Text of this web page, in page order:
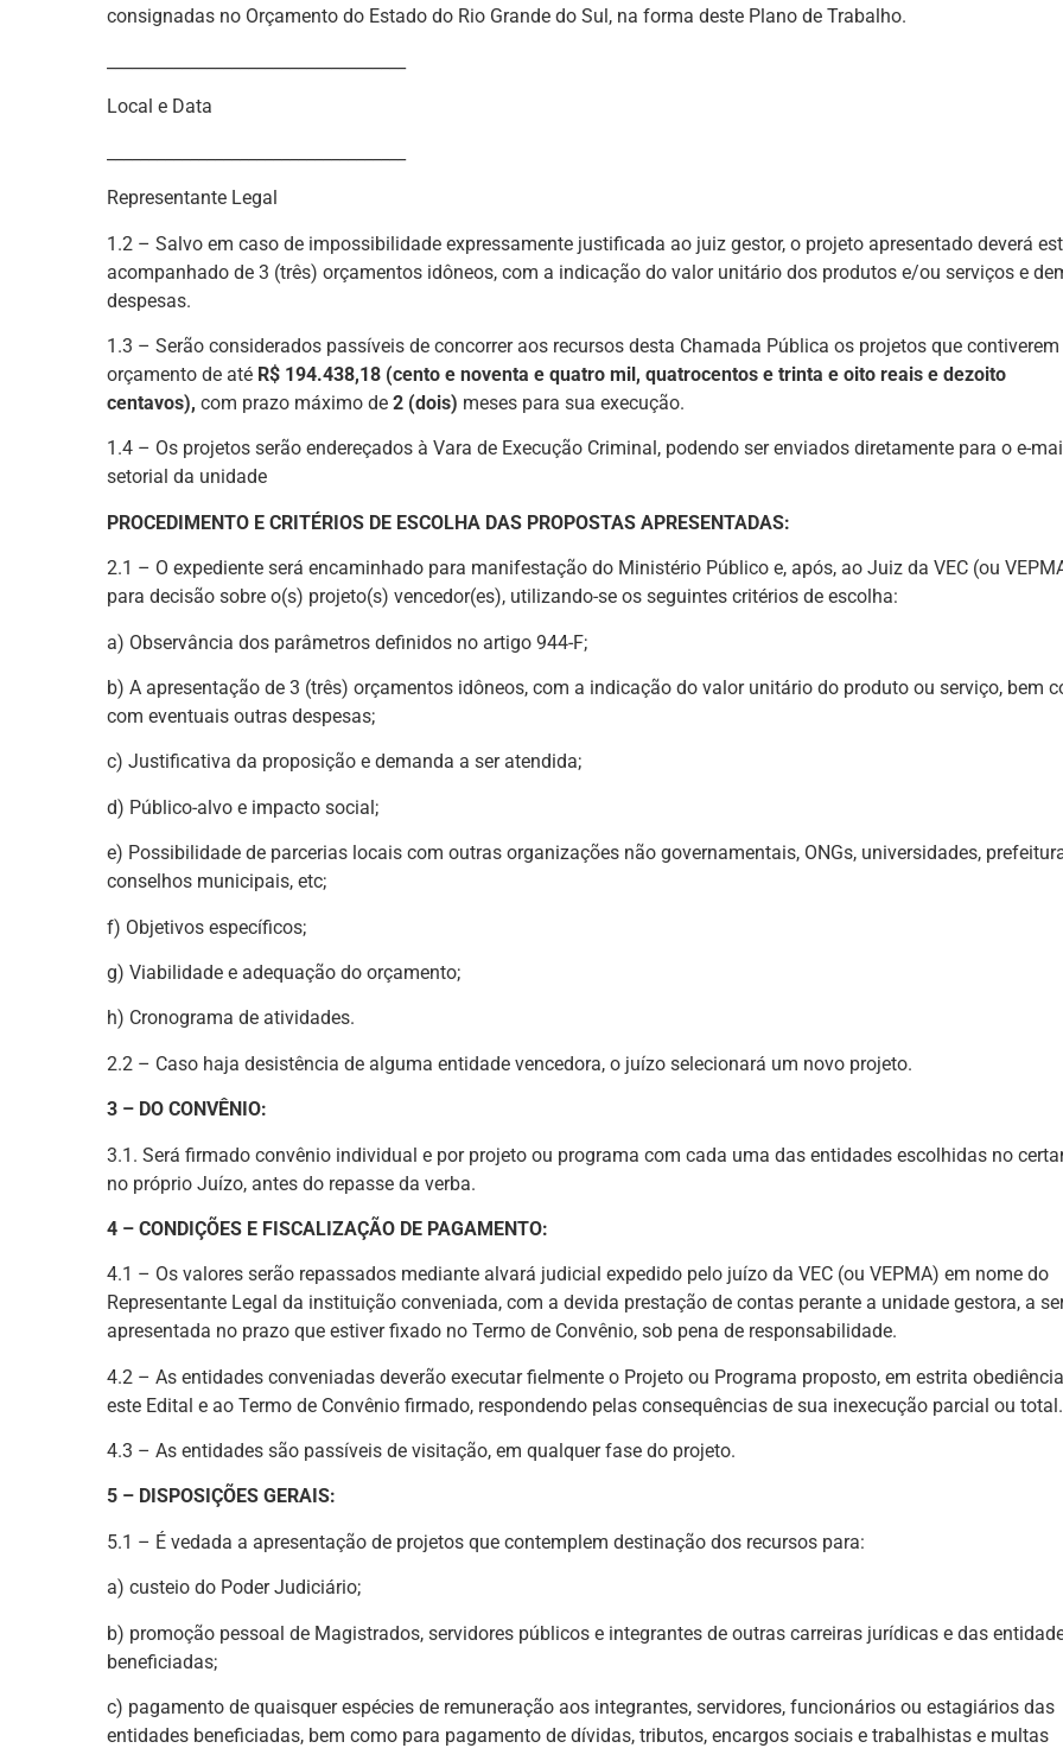
consignadas no Orçamento do Estado do Rio Grande do Sul, na forma deste Plano de Trabalho.
Local e Data
Representante Legal
1.2 – Salvo em caso de impossibilidade expressamente justificada ao juiz gestor, o projeto apresentado deverá
acompanhado de 3 (três) orçamentos idôneos, com a indicação do valor unitário dos produtos e/ou serviços e
despesas.
1.3 – Serão considerados passíveis de concorrer aos recursos desta Chamada Pública os projetos que contiverem
orçamento de até R$ 194.438,18 (cento e noventa e quatro mil, quatrocentos e trinta e oito reais e dezoito
centavos), com prazo máximo de 2 (dois) meses para sua execução.
1.4 – Os projetos serão endereçados à Vara de Execução Criminal, podendo ser enviados diretamente para o e-mail
setorial da unidade
PROCEDIMENTO E CRITÉRIOS DE ESCOLHA DAS PROPOSTAS APRESENTADAS:
2.1 – O expediente será encaminhado para manifestação do Ministério Público e, após, ao Juiz da VEC (ou
para decisão sobre o(s) projeto(s) vencedor(es), utilizando-se os seguintes critérios de escolha:
a) Observância dos parâmetros definidos no artigo 944-F;
b) A apresentação de 3 (três) orçamentos idôneos, com a indicação do valor unitário do produto ou serviço, bem
com eventuais outras despesas;
c) Justificativa da proposição e demanda a ser atendida;
d) Público-alvo e impacto social;
e) Possibilidade de parcerias locais com outras organizações não governamentais, ONGs, universidades,
conselhos municipais, etc;
f) Objetivos específicos;
g) Viabilidade e adequação do orçamento;
h) Cronograma de atividades.
2.2 – Caso haja desistência de alguma entidade vencedora, o juízo selecionará um novo projeto.
3 – DO CONVÊNIO:
3.1. Será firmado convênio individual e por projeto ou programa com cada uma das entidades escolhidas no
no próprio Juízo, antes do repasse da verba.
4 – CONDIÇÕES E FISCALIZAÇÃO DE PAGAMENTO:
4.1 – Os valores serão repassados mediante alvará judicial expedido pelo juízo da VEC (ou VEPMA) em nome do
Representante Legal da instituição conveniada, com a devida prestação de contas perante a unidade gestora, a
apresentada no prazo que estiver fixado no Termo de Convênio, sob pena de responsabilidade.
4.2 – As entidades conveniadas deverão executar fielmente o Projeto ou Programa proposto, em estrita
este Edital e ao Termo de Convênio firmado, respondendo pelas consequências de sua inexecução parcial ou total.
4.3 – As entidades são passíveis de visitação, em qualquer fase do projeto.
5 – DISPOSIÇÕES GERAIS:
5.1 – É vedada a apresentação de projetos que contemplem destinação dos recursos para:
a) custeio do Poder Judiciário;
b) promoção pessoal de Magistrados, servidores públicos e integrantes de outras carreiras jurídicas e das
beneficiadas;
c) pagamento de quaisquer espécies de remuneração aos integrantes, servidores, funcionários ou estagiários das
entidades beneficiadas, bem como para pagamento de dívidas, tributos, encargos sociais e trabalhistas e multas